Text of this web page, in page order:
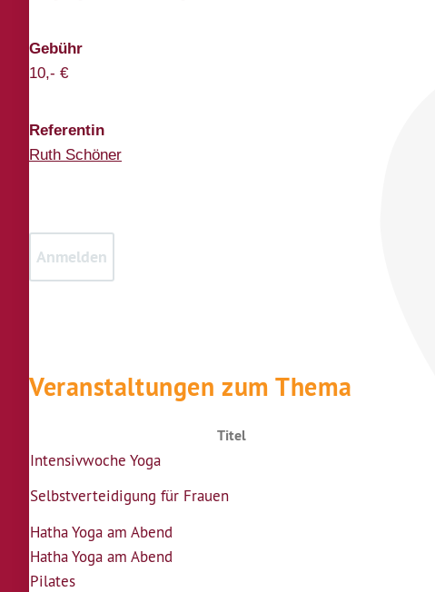
Gebühr
10,- €
Referentin
Ruth Schöner
Veranstaltungen zum Thema
Titel
Intensivwoche Yoga
Selbstverteidigung für Frauen
Hatha Yoga am Abend
Hatha Yoga am Abend
Pilates